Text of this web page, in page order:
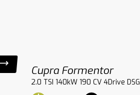
Cupra Formentor
2.0 TSI 140kW 190 CV 4Drive DSG